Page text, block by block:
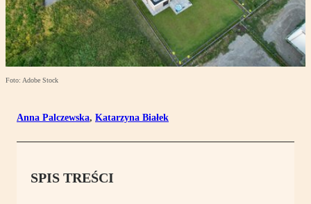
Foto: Adobe Stock
Anna Palczewska, Katarzyna Białek
SPIS TREŚCI